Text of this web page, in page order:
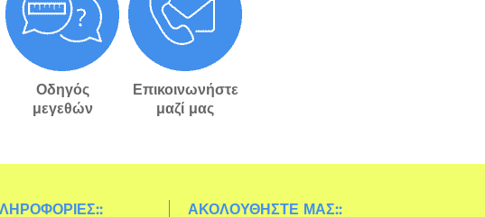
Οδηγός
μεγεθών
Επικοινωνήστε
μαζί μας
ΑΚΟΛΟΥΘΉΣΤΕ ΜΑΣ::